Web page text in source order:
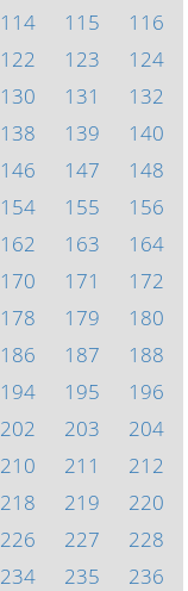
114 115
116
122 123
124
130 131
132
138 139
140
146 147
148
154 155
156
162 163
164
170 171
172
178 179
180
186 187
188
194 195
196
202 203
204
210 211
212
218 219
220
226 227
228
234 235
236